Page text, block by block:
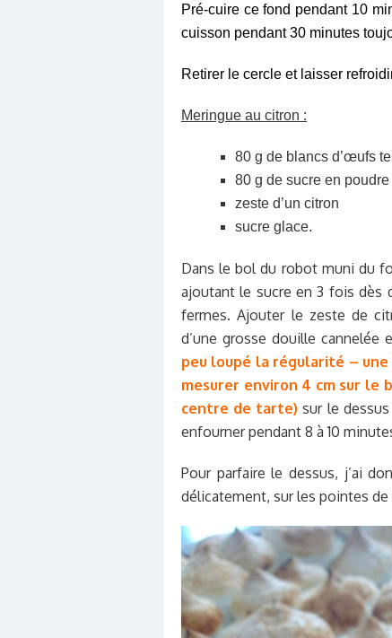
Pré-cuire ce fond pendant 10
cuisson pendant 30 minutes
Retirer le cercle et laisser
Meringue au citron :
80 g de blancs d’œufs
80 g de sucre en poudre
zeste d’un citron
sucre glace.
Dans le bol du robot muni du
ajoutant le sucre en 3 fois dès
fermes. Ajouter le zeste de
d’une grosse douille cannelée
peu loupé la régularité – une
mesurer environ 4 cm sur le
centre de tarte) sur le
enfourner pendant 8 à 10
Pour parfaire le dessus, j’ai
délicatement, sur les pointes de